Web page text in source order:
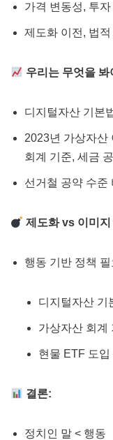
가격 변동성, 투
제도화 이전, 법
우리는 무엇을 봐
디지털자산 기본
2023년 가상자산
회계 기준, 세금
선거철 공약 수준
제도화 vs 이미지
행동 기반 정책 필
디지털자산 기
가상자산 회계
현물 ETF 도입
결론:
정치인 말 < 행동